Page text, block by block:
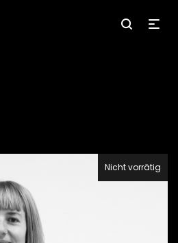
Nicht vorrätig